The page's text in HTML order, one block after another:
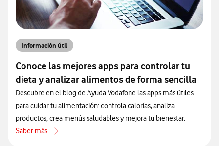
Información útil
Conoce las mejores apps para controlar tu
dieta y analizar alimentos de forma sencilla
Descubre en el blog de Ayuda Vodafone las apps más útiles
para cuidar tu alimentación: controla calorías, analiza
productos, crea menús saludables y mejora tu bienestar.
Saber más
acerca de Conoce las mejores apps para controlar tu dieta y